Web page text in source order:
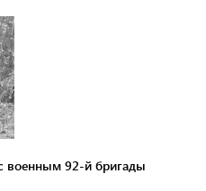
военным 92-й бригады